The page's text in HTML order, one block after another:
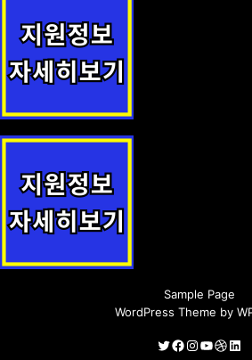
Sample Page
WordPress Theme by
Twitter
Facebook
Instagram
YouTube